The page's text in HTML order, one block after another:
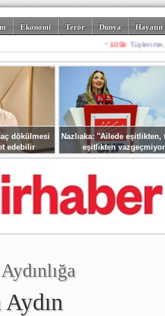
Ekonomi Terör Dünya
Spor Misafir
dökülmesi
edebilir
Nazlıaka: ''Ailede eşitlikten,
eşitlikten